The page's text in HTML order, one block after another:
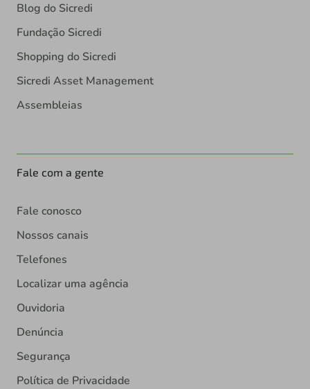
Blog do Sicredi
Fundação Sicredi
Shopping do Sicredi
Sicredi Asset Management
Assembleias
Fale com a gente
Fale conosco
Nossos canais
Telefones
Localizar uma agência
Ouvidoria
Denúncia
Segurança
Política de Privacidade